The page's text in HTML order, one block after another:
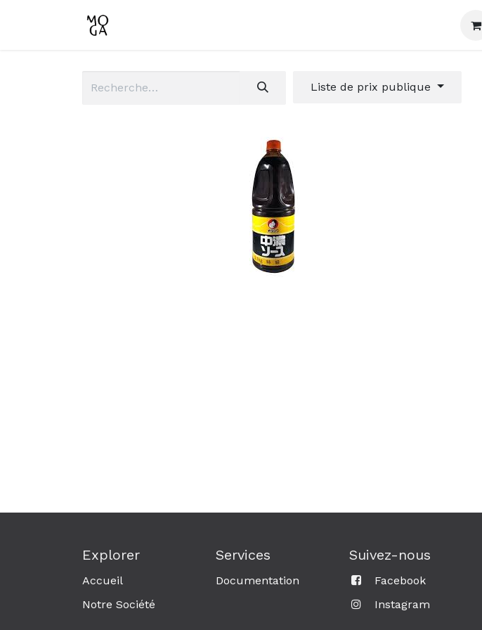
Liste de prix publique
Explorer
Accueil
Notre Société
Services
Documentation
Suivez-nous
Facebook
Instagram